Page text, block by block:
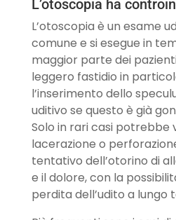
L’otoscopia ha
L’otoscopia è un esame
comune e si esegue in
maggior parte dei
leggero fastidio in
l’inserimento dello
uditivo se questo è già
Solo in rari casi potrebbe
lacerazione o
tentativo dell’otorino di
e il dolore, con la
perdita dell’udito a lungo